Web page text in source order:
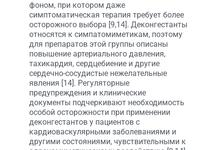
фоном, при котором даже
симптоматическая терапия требует более
осторожного выбора [9,14]. Деконгестанты
относятся к симпатомиметикам, поэтому
для препаратов этой группы описаны
повышение артериального давления,
тахикардия, сердцебиение и другие
сердечно-сосудистые нежелательные
явления [14]. Регуляторные
предупреждения и клинические
документы подчеркивают необходимость
особой осторожности при применении
деконгестантов у пациентов с
кардиоваскулярными заболеваниями и
другими состояниями, чувствительными к